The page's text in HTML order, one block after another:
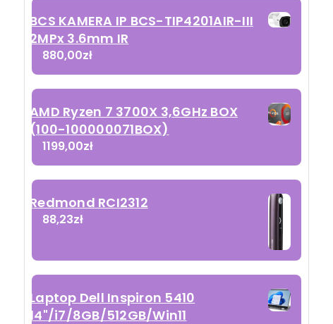
BCS KAMERA IP BCS-TIP4201AIR-III
2MPx 3.6mm IR
880,00zł
AMD Ryzen 7 3700X 3,6GHz BOX
(100-100000071BOX)
1199,00zł
Redmond RCI2312
88,23zł
Laptop Dell Inspiron 5410
14"/i7/8GB/512GB/Win11